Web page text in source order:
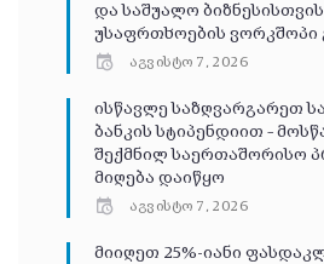
და საშუალო
უსაფრთხოების ვორკშოპი
აგვისტო 7, 2026
ისწავლე საზღვარგარეთ
ბანკის სტიპენდიით –
შექმნილ საერთაშორისო
მიღება დაიწყო
აგვისტო 7, 2026
მიიღეთ 25%-იანი